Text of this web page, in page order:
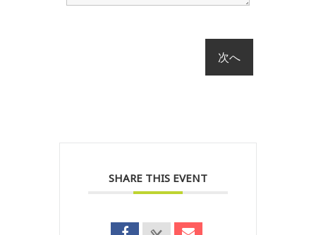
SHARE THIS EVENT